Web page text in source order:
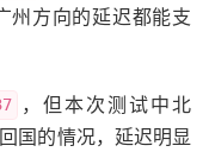
州方向的延迟都能支
，但本次测试中北
国的情况，延迟明显